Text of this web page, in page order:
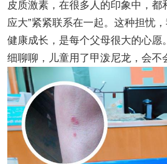
皮质激素，在很多人的印象中，都
应大”紧紧联系在一起。这种担忧
健康成长，是每个父母很大的心愿
细聊聊，儿童用了甲泼尼龙，会不